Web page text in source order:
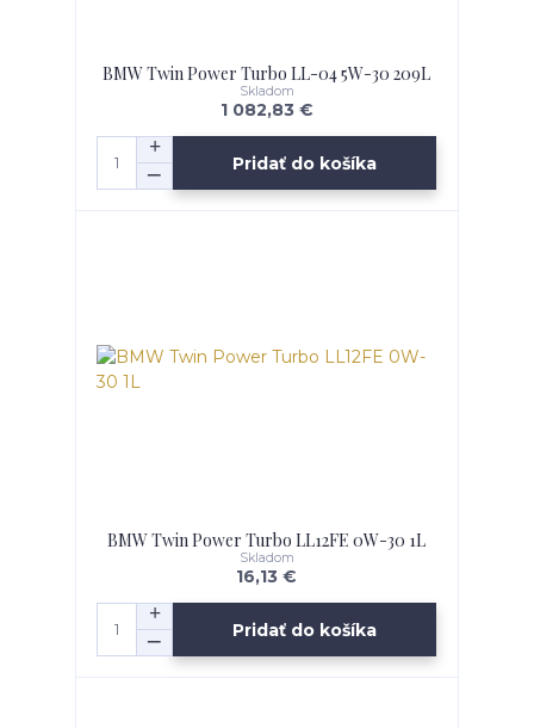
BMW Twin Power Turbo LL-04 5W-30 209L
1 082,83 €
Skladom
Pridať do košíka
BMW Twin Power Turbo LL12FE 0W-30 1L
16,13 €
Skladom
Pridať do košíka